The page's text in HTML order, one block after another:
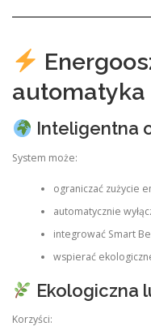
Inteligentna
System może:
ograniczać zużycie
automatycznie
integrować Smart
wspierać
Ekologiczna
Korzyści: